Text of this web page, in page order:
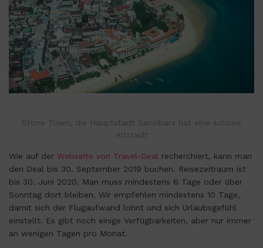
Stone Town, die Hauptstadt Sansibars hat eine schöne
Altstadt
Wie auf der Webseite von Travel-Deal recherchiert, kann man
den Deal bis 30. September 2019 buchen. Reisezeitraum ist
bis 30. Juni 2020. Man muss mindestens 6 Tage oder über
Sonntag dort bleiben. Wir empfehlen mindestens 10 Tage,
damit sich der Flugaufwand lohnt und sich Urlaubsgefühl
einstellt. Es gibt noch einige Verfügbarkeiten, aber nur immer
an wenigen Tagen pro Monat.